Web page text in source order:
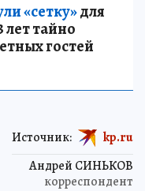
«сетку»для
лет тайно
гостей
Андрей СИНЬКОВ
корреспондент
Источник: kp.ru